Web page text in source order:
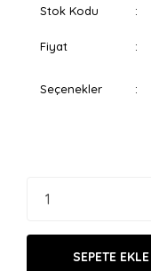
Stok Kodu
Fiyat
Seçenekler
SEPETE EKLE